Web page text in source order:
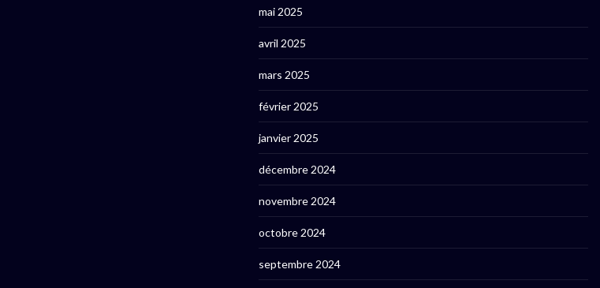
mai 2025
avril 2025
mars 2025
février 2025
janvier 2025
décembre 2024
novembre 2024
octobre 2024
septembre 2024